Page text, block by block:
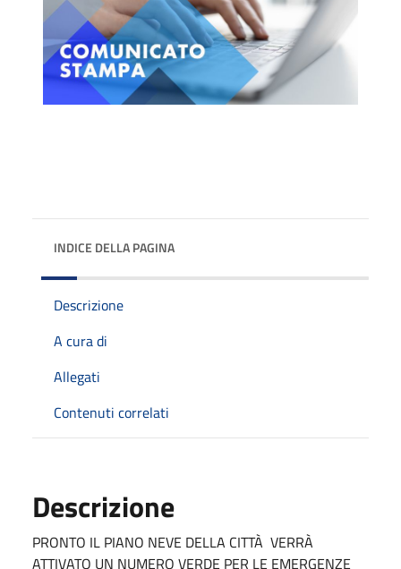
INDICE DELLA PAGINA
Descrizione
A cura di
Allegati
Contenuti correlati
Descrizione
PRONTO IL PIANO NEVE DELLA CITTÀ VERRÀ
ATTIVATO UN NUMERO VERDE PER LE EMERGENZE